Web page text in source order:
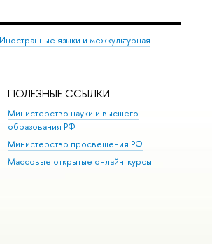
языки и межкультурная
ПОЛЕЗНЫЕ ССЫЛКИ
Министерство науки и высшего
образования РФ
Министерство просвещения РФ
Массовые открытые онлайн-курсы